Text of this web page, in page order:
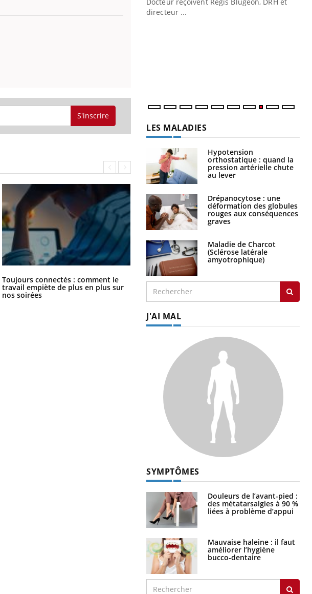
S'inscrire
Toujours connectés : comment le
travail empiète de plus en plus sur
nos soirées
Cancer colorectal : une stratégie
simple aurait changé la donne au
Pays basque
Docteur reçoivent Régis Blugeon, DRH et
directeur ...
LES MALADIES
Hypotension
orthostatique : quand la
pression artérielle chute
au lever
Drépanocytose : une
déformation des globules
rouges aux conséquences
graves
Maladie de Charcot
(Sclérose latérale
amyotrophique)
J'AI MAL
SYMPTÔMES
Douleurs de l’avant-pied :
des métatarsalgies à 90 %
liées à problème d’appui
Mauvaise haleine : il faut
améliorer l’hygiène
bucco-dentaire